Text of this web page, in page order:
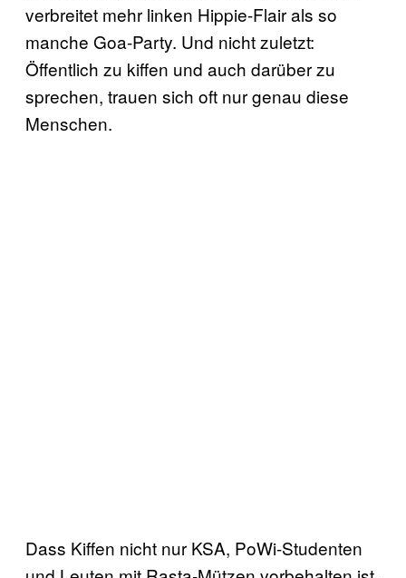
verbreitet mehr linken Hippie-Flair als so
manche Goa-Party. Und nicht zuletzt:
Öffentlich zu kiffen und auch darüber zu
sprechen, trauen sich oft nur genau diese
Menschen.
Dass Kiffen nicht nur KSA, PoWi-Studenten